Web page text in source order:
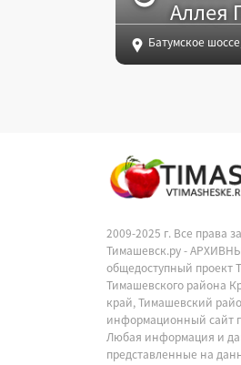
Аллея
Батумское
2009-2025 г. Все права
Тимашевск.ру -
общедоступный проект
Тимашевского района
край, Тимашевский
информационный сайт
Любая информация и
представленные на